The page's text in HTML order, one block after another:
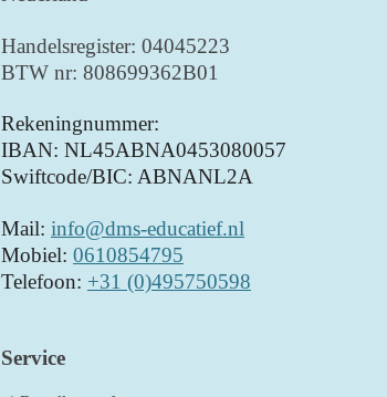
Handelsregister: 04045223
BTW nr: 808699362B01
Rekeningnummer:
IBAN: NL45ABNA0453080057
Swiftcode/BIC: ABNANL2A
Mail: info@dms-educatief.nl
Mobiel: 0610854795
Telefoon: +31 (0)495750598
Service